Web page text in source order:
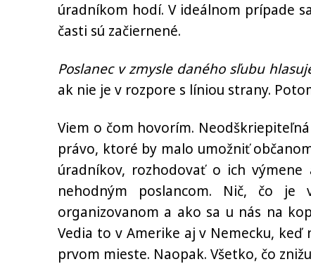
úradníkom hodí. V ideálnom prípade
časti sú začiernené.
Poslanec v zmysle daného sľubu
ak nie je v rozpore s líniou strany.
Viem o čom hovorím.
právo, ktoré by malo umožniť
úradníkov, rozhodovať o ich
nehodným poslancom. Nič, čo
organizovanom a ako sa u nás na
Vedia to v Amerike aj v Nemecku,
prvom mieste. Naopak. Všetko, čo